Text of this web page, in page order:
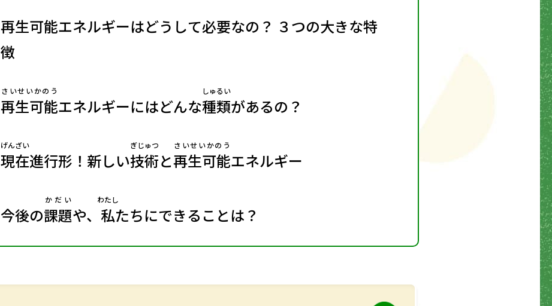
再生可能エネルギーはどうして必要なの？ ３つの大きな特
徴
再生可能
さいせいかのう
エネルギーにはどんな種類
しゅるい
があるの？
現在
げんざい
進行形！新しい技術
ぎじゅつ
と再生可能
さいせいかのう
エネルギー
今後の課題
かだい
や、 私
わたし
たちにできることは？